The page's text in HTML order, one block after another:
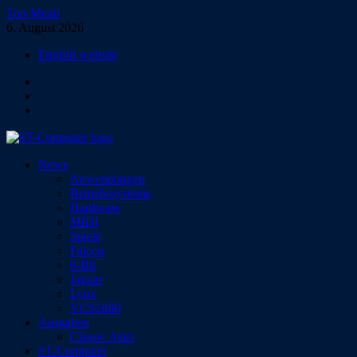
Zum
Inhalt
Top-Menü
6. August 2026
English website
ST-Computer
Das Magazin für Atari-Computer und -Konsolen
News
Anwendungen
Betriebssysteme
Hardware
MIDI
Spiele
Falcon
8-Bit
Jaguar
Lynx
VCS2600
Ausgaben
Classic Atari
ST-Computer